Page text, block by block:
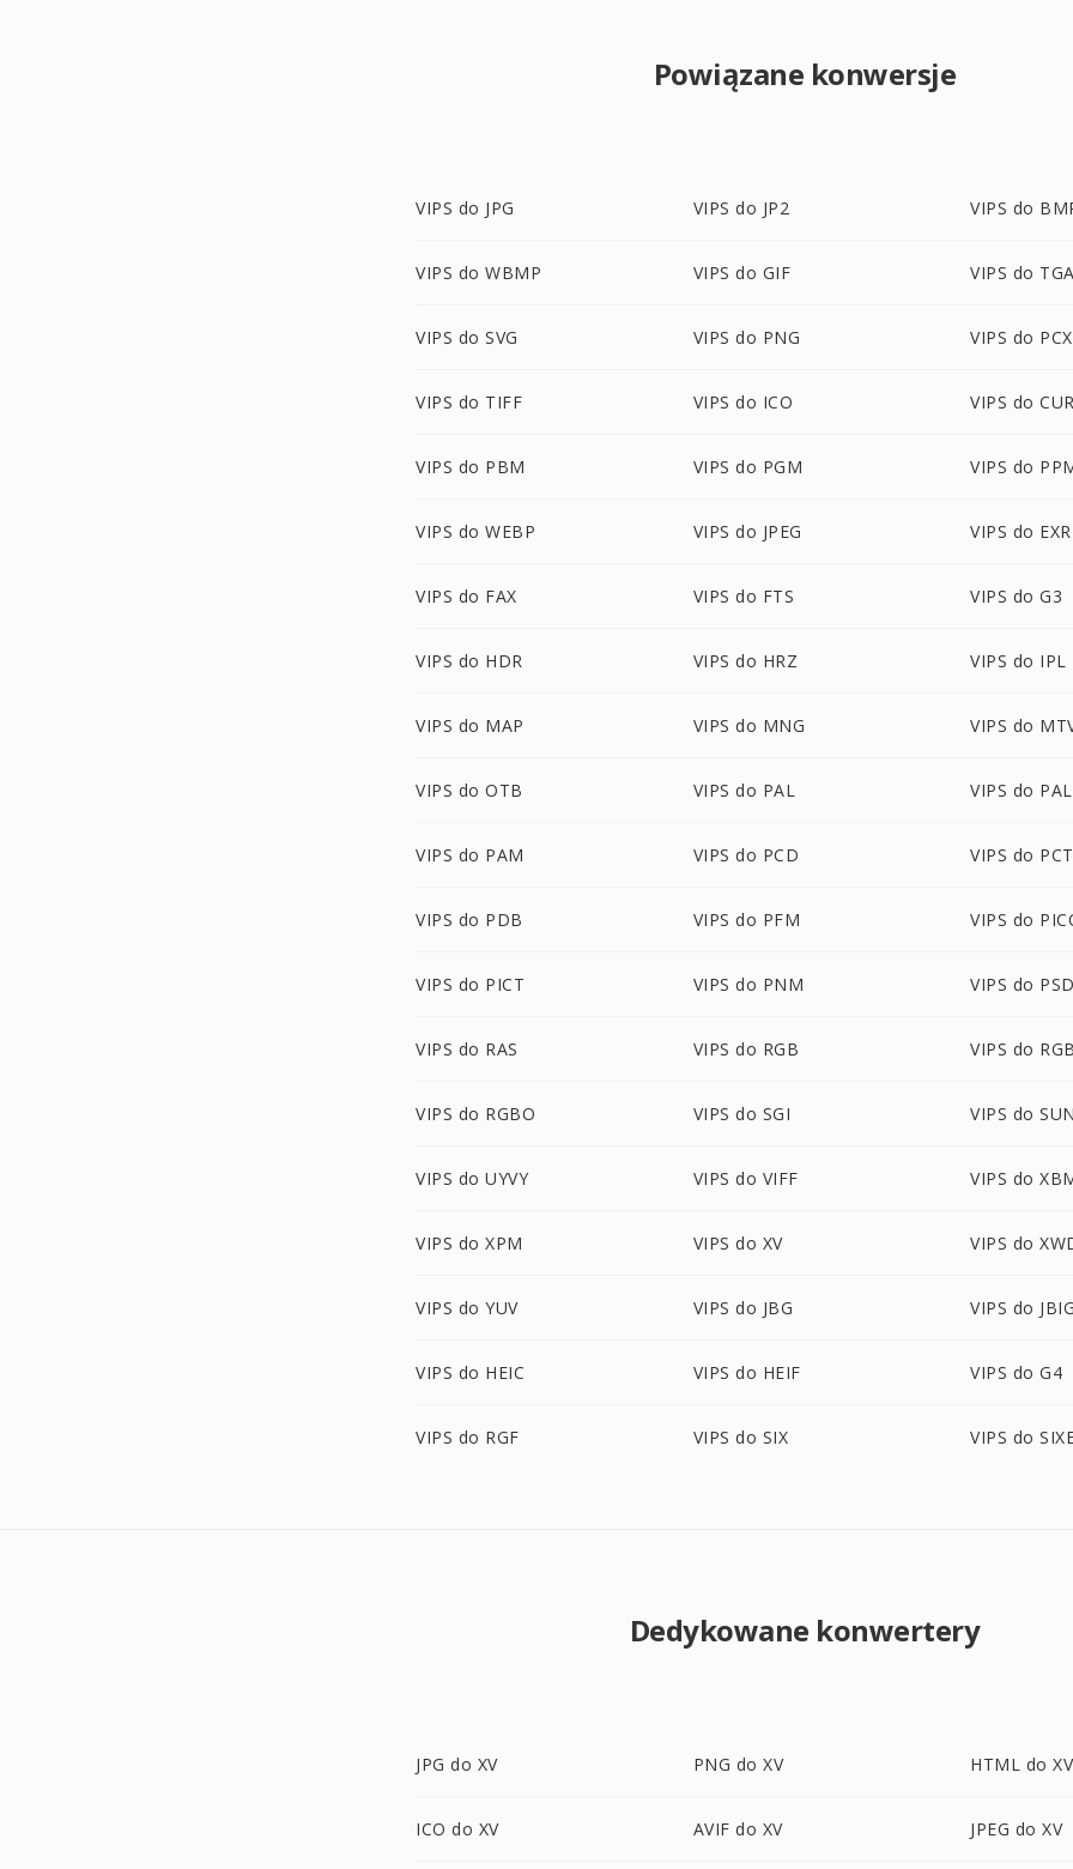
Powiązane konwersje
VIPS do JPG VIPS do JP2 VIPS do
VIPS do WBMP VIPS do GIF VIPS do
VIPS do SVG VIPS do PNG VIPS do PCX
VIPS do TIFF VIPS do ICO VIPS do
VIPS do PBM VIPS do PGM VIPS do
VIPS do WEBP VIPS do JPEG VIPS do EXR
VIPS do FAX VIPS do FTS VIPS do G3
VIPS do HDR VIPS do HRZ VIPS do IPL
VIPS do MAP VIPS do MNG VIPS do
VIPS do OTB VIPS do PAL VIPS do
VIPS do PAM VIPS do PCD VIPS do PCT
VIPS do PDB VIPS do PFM VIPS do
VIPS do PICT VIPS do PNM VIPS do
VIPS do RAS VIPS do RGB VIPS do
VIPS do RGBO VIPS do SGI VIPS do
VIPS do UYVY VIPS do VIFF VIPS do
VIPS do XPM VIPS do XV VIPS do
VIPS do YUV VIPS do JBG VIPS do
VIPS do HEIC VIPS do HEIF VIPS do G4
VIPS do RGF VIPS do SIX VIPS do
Dedykowane konwertery
JPG do XV PNG do XV HTML do XV
ICO do XV AVIF do XV JPEG do XV